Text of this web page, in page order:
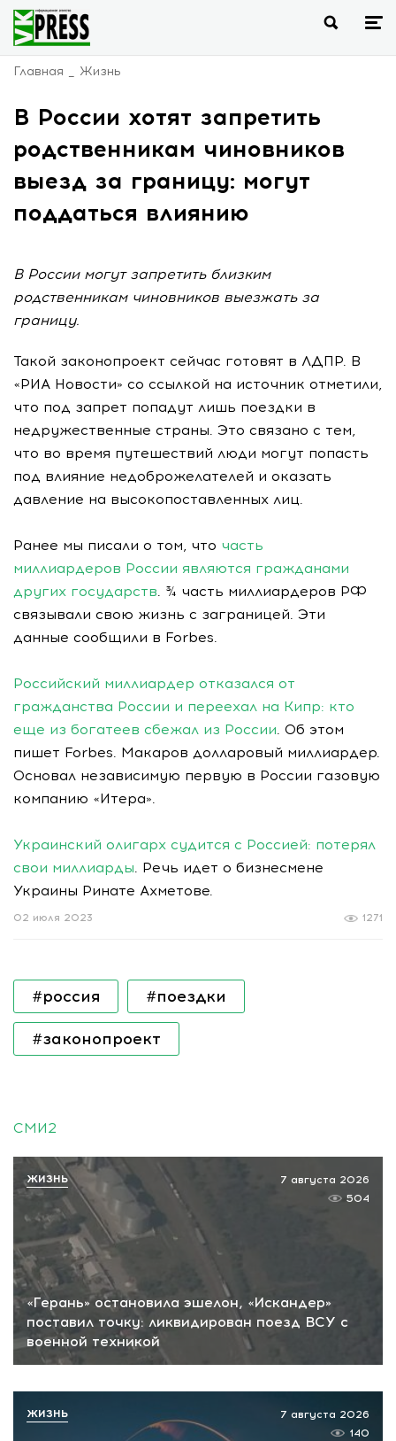
Главная Жизнь
В России хотят запретить
родственникам чиновников
выезд за границу: могут
поддаться влиянию
В России могут запретить близким
родственникам чиновников выезжать за
границу.
Такой законопроект сейчас готовят в ЛДПР. В
«РИА Новости» со ссылкой на источник отметили,
что под запрет попадут лишь поездки в
недружественные страны. Это связано с тем,
что во время путешествий люди могут попасть
под влияние недоброжелателей и оказать
давление на высокопоставленных лиц.
Ранее мы писали о том, что часть
миллиардеров России являются гражданами
других государств. ¾ часть миллиардеров РФ
связывали свою жизнь с заграницей. Эти
данные сообщили в Forbes.
Российский миллиардер отказался от
гражданства России и переехал на Кипр: кто
еще из богатеев сбежал из России. Об этом
пишет Forbes. Макаров долларовый миллиардер.
Основал независимую первую в России газовую
компанию «Итера».
Украинский олигарх судится с Россией: потерял
свои миллиарды. Речь идет о бизнесмене
Украины Ринате Ахметове.
1271
02 июля 2023
#россия #поездки
#законопроект
СМИ2
«Герань» остановила эшелон, «Искандер»
поставил точку: ликвидирован поезд ВСУ с
военной техникой
7 августа 2026
504
ЖИЗНЬ
7 августа 2026
140
ЖИЗНЬ